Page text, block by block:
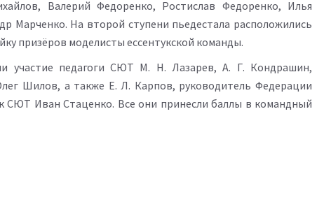
Валерий Федоренко, Ростислав Федоренко, Илья
Марченко. На второй ступени пьедестала расположились
призёров моделисты ессентукской команды.
участие педагоги СЮТ М. Н. Лазарев, А. Г. Кондрашин,
Шилов, а также Е. Л. Карпов, руководитель Федерации
СЮТ Иван Стаценко. Все они принесли баллы в командный